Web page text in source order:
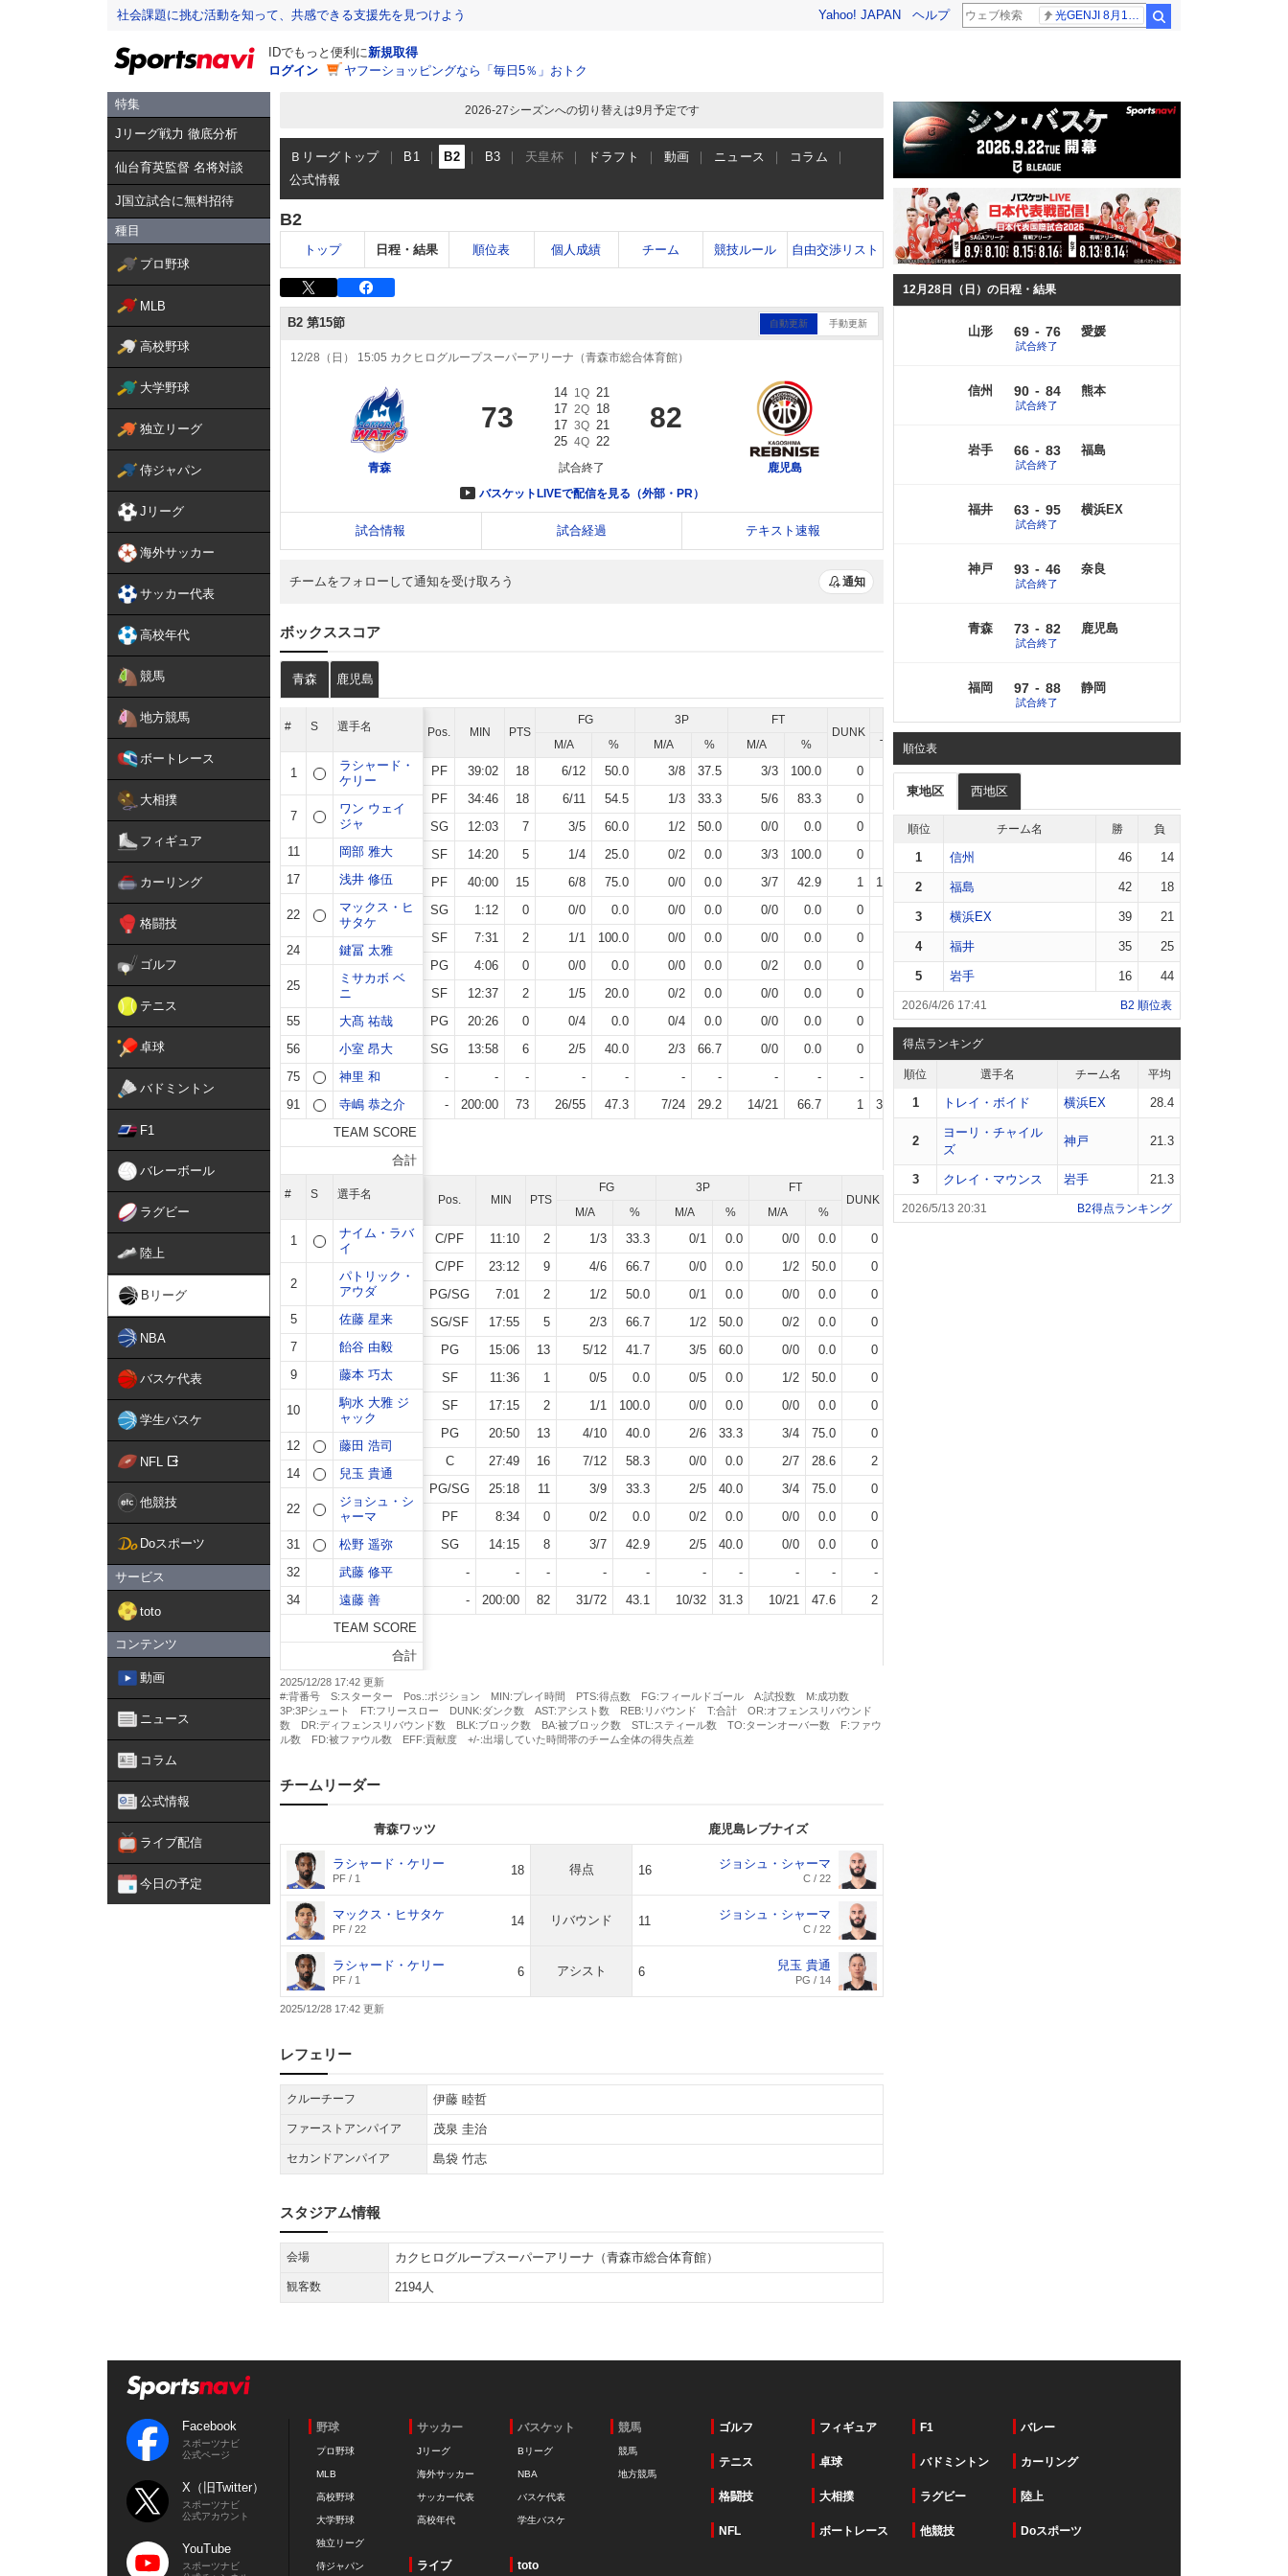
社会課題に挑む活動を知って、共感できる支援先を見つけよう Yahoo! JAPAN ヘルプ
IDでもっと便利に新規取得
ログイン
ヤフーショッピングなら「毎日5％」おトク
特集
Jリーグ戦力 徹底分析
仙台育英監督 名将対談
J国立試合に無料招待
種目
プロ野球
MLB
高校野球
大学野球
独立リーグ
侍ジャパン
Jリーグ
海外サッカー
サッカー代表
高校年代
競馬
地方競馬
ボートレース
大相撲
フィギュア
カーリング
格闘技
ゴルフ
テニス
卓球
バドミントン
F1
バレーボール
ラグビー
陸上
Bリーグ
NBA
バスケ代表
学生バスケ
NFL
他競技
Doスポーツ
サービス
toto
コンテンツ
動画
ニュース
コラム
公式情報
ライブ配信
今日の予定
2026-27シーズンへの切り替えは9月予定です
Ｂリーグトップ B1 B2 B3 天皇杯 ドラフト 動画 ニュース
コラム
公式情報
B2
トップ 日程・結果 順位表 個人成績 チーム 競技ルール 自由交渉リスト
チームをフォローして通知を受け取ろう 通知
12月28日（日）の日程・結果
山形 69 - 76
試合終了
愛媛
信州 90 - 84
試合終了
熊本
岩手 66 - 83
試合終了
福島
福井 63 - 95
試合終了
横浜EX
神戸 93 - 46
試合終了
奈良
青森 73 - 82
試合終了
鹿児島
福岡 97 - 88
試合終了
静岡
Facebook
スポーツナビ
公式ページ
X（旧Twitter）
スポーツナビ
公式アカウント
YouTube
スポーツナビ
野球
プロ野球
MLB
高校野球
大学野球
独立リーグ
侍ジャパン
サッカー
Jリーグ
海外サッカー
サッカー代表
高校年代
バスケット
Bリーグ
NBA
バスケ代表
学生バスケ
競馬
競馬
地方競馬
ゴルフ フィギュア F1 バレー
テニス 卓球 バドミントン カーリング
格闘技 大相撲 ラグビー 陸上
NFL ボートレース 他競技 Doスポーツ
ライブ toto